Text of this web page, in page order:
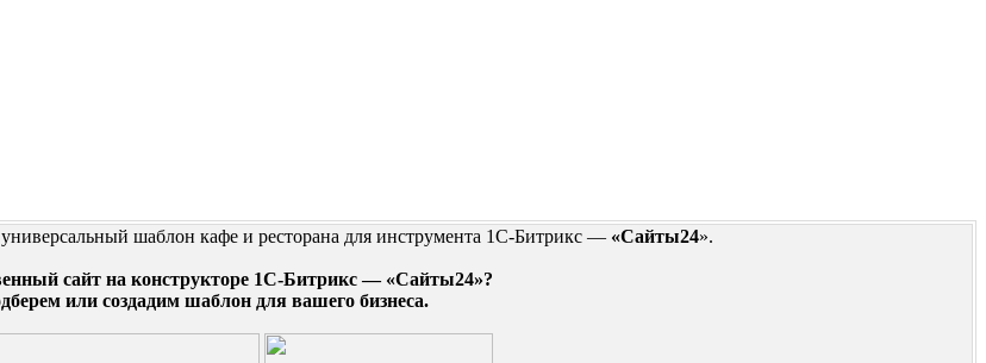
шаблон кафе и ресторана для инструмента 1С-Битрикс — «Сайты24».
сайт на конструкторе 1С-Битрикс — «Сайты24»?
или создадим шаблон для вашего бизнеса.